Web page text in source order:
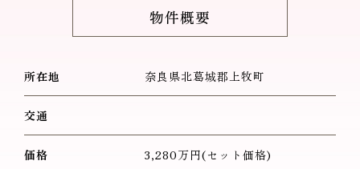
物件概要
所在地 奈良県北葛城郡上牧町
交通
価格 3,280万円(セット価格)